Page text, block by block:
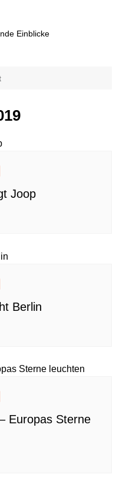
Einblicke
Joop
Berlin
Europas Sterne